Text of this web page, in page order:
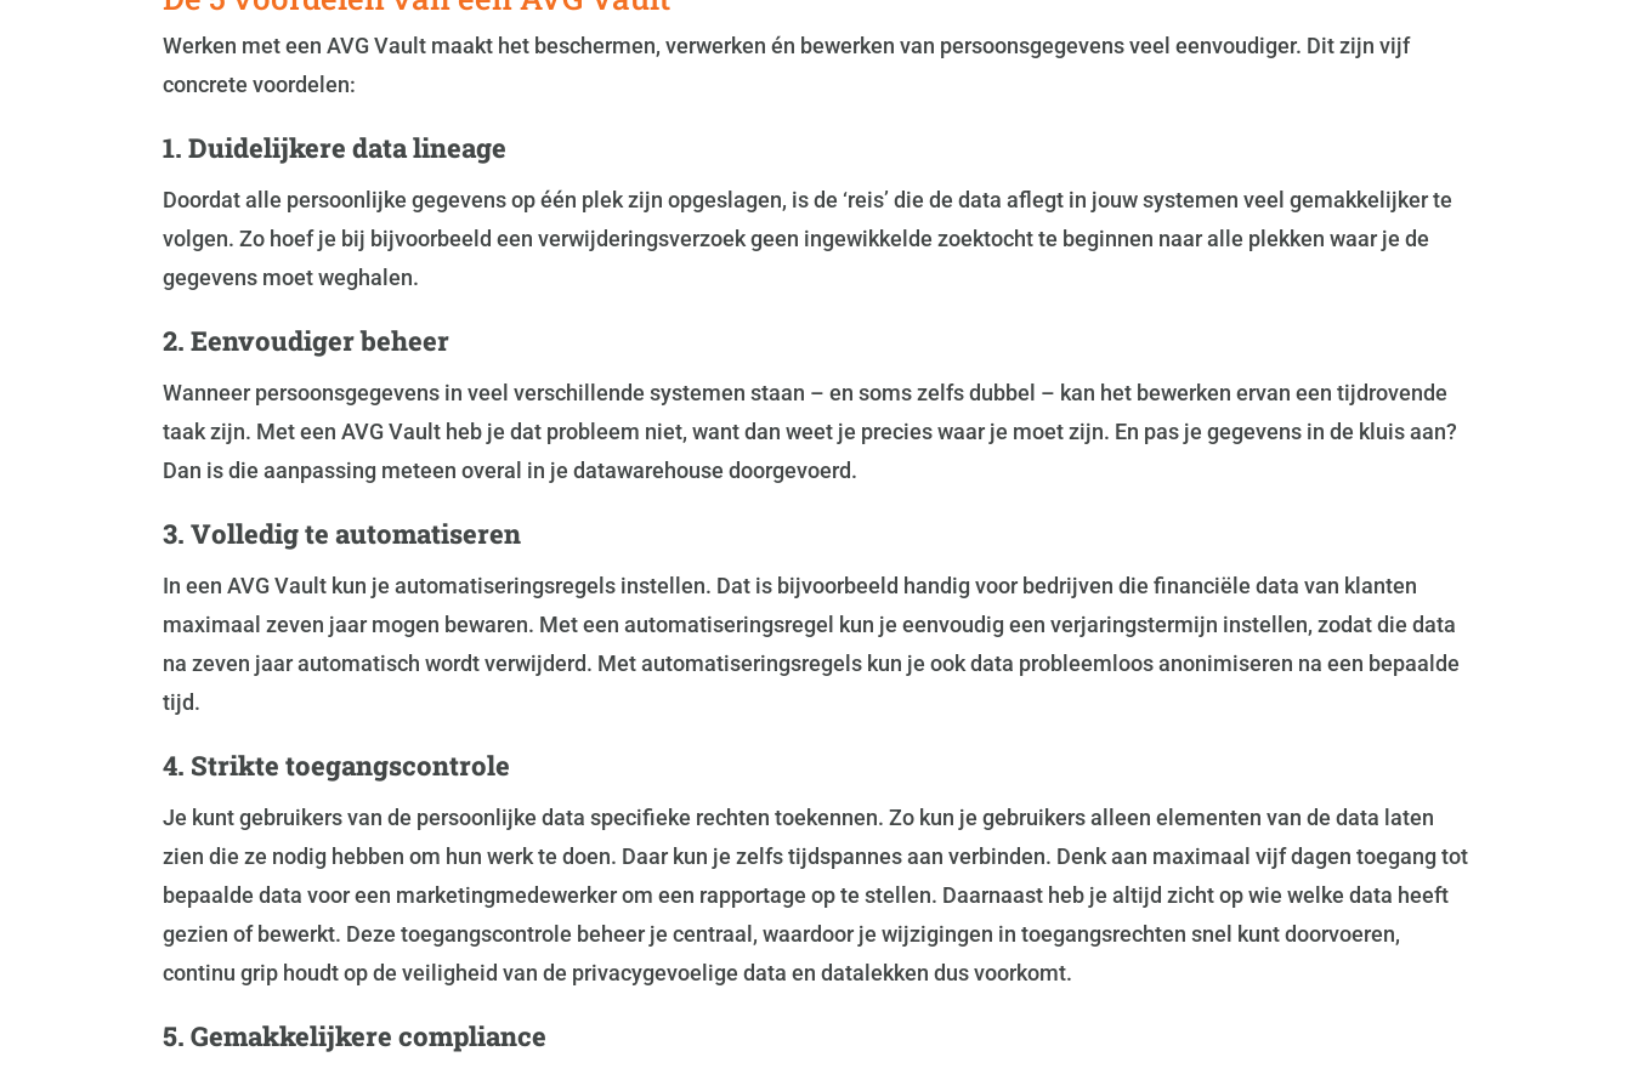
Werken met een AVG Vault maakt het beschermen, verwerken én bewerken van persoonsgegevens veel eenvoudiger. Dit zijn vijf
concrete voordelen:
1. Duidelijkere data lineage
Doordat alle persoonlijke gegevens op één plek zijn opgeslagen, is de ‘reis’ die de data aflegt in jouw systemen veel gemakkelijker te
volgen. Zo hoef je bij bijvoorbeeld een verwijderingsverzoek geen ingewikkelde zoektocht te beginnen naar alle plekken waar je de
gegevens moet weghalen.
2. Eenvoudiger beheer
Wanneer persoonsgegevens in veel verschillende systemen staan – en soms zelfs dubbel – kan het bewerken ervan een tijdrovende
taak zijn. Met een AVG Vault heb je dat probleem niet, want dan weet je precies waar je moet zijn. En pas je gegevens in de kluis aan?
Dan is die aanpassing meteen overal in je datawarehouse doorgevoerd.
3. Volledig te automatiseren
In een AVG Vault kun je automatiseringsregels instellen. Dat is bijvoorbeeld handig voor bedrijven die financiële data van klanten
maximaal zeven jaar mogen bewaren. Met een automatiseringsregel kun je eenvoudig een verjaringstermijn instellen, zodat die data
na zeven jaar automatisch wordt verwijderd. Met automatiseringsregels kun je ook data probleemloos anonimiseren na een bepaalde
tijd.
4. Strikte toegangscontrole
Je kunt gebruikers van de persoonlijke data specifieke rechten toekennen. Zo kun je gebruikers alleen elementen van de data laten
zien die ze nodig hebben om hun werk te doen. Daar kun je zelfs tijdspannes aan verbinden. Denk aan maximaal vijf dagen toegang tot
bepaalde data voor een marketingmedewerker om een rapportage op te stellen. Daarnaast heb je altijd zicht op wie welke data heeft
gezien of bewerkt. Deze toegangscontrole beheer je centraal, waardoor je wijzigingen in toegangsrechten snel kunt doorvoeren,
continu grip houdt op de veiligheid van de privacygevoelige data en datalekken dus voorkomt.
5. Gemakkelijkere compliance